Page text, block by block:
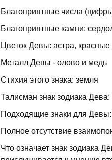
Благоприятные числа
Благоприятные камни:
Цветок Девы: астра,
Металл Девы - олово и медь
Стихия этого знака: земля
Талисман знак зодиака Дева:
Подходящие знаки для Девы:
Полное отсутствие
Что означает знак зодиака